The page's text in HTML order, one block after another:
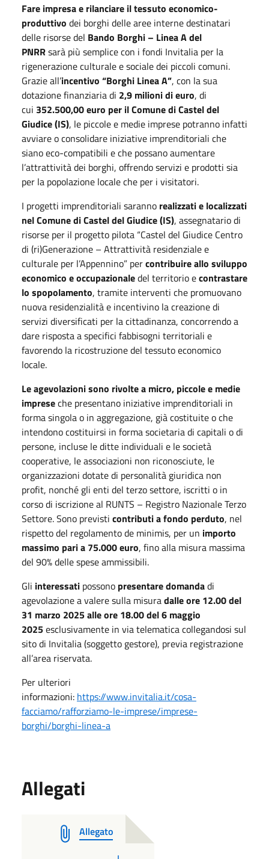
Fare impresa e rilanciare il tessuto economico-
produttivo dei borghi delle aree interne destinatari
delle risorse del Bando Borghi – Linea A del
PNRRsarà più semplice con i fondi Invitalia per la
rigenerazione culturale e sociale dei piccoli comuni.
Grazie all’incentivo “Borghi Linea A”, con la sua
dotazione finanziaria di 2,9 milioni di euro, di
cui 352.500,00 euro per il Comune di Castel del
Giudice (IS), le piccole e medie imprese potranno infatti
avviare o consolidare iniziative imprenditoriali che
siano eco-compatibili e che possano aumentare
l’attrattività dei borghi, offrendo servizi e prodotti sia
per la popolazione locale che per i visitatori.
I progetti imprenditoriali saranno realizzati e localizzati
nel Comune di Castel del Giudice (IS), assegnatario di
risorse per il progetto pilota “Castel del Giudice Centro
di (ri)Generazione – Attrattività residenziale e
culturale per l’Appennino” percontribuire allo sviluppo
economico e occupazionaledel territorio econtrastare
lo spopolamento, tramite interventi che promuovano
nuova residenzialità e incentivino la creazione di
servizi diversificati per la cittadinanza, concorrendo a
dare risposta a specifici fabbisogni territoriali e
favorendo la ricostruzione del tessuto economico
locale.
Le agevolazioni sono rivolte a micro, piccole e medie
impreseche presentano iniziative imprenditoriali in
forma singola o in aggregazione, già costituite o che
intendono costituirsi in forma societaria di capitali o di
persone, incluse le ditte individuali e le società
cooperative, le associazioni non riconosciute, le
organizzazioni dotate di personalità giuridica non
profit, nonché gli enti del terzo settore, iscritti o in
corso di iscrizione al RUNTS – Registro Nazionale Terzo
Settore. Sono previsti contributi a fondo perduto, nel
rispetto del regolamento de minimis, per un importo
massimo pari a 75.000 euro, fino alla misura massima
del 90% delle spese ammissibili.
Gli interessati possono presentare domandadi
agevolazione a valere sulla misuradalle ore 12.00 del
31 marzo 2025 alle ore 18.00 del 6 maggio
2025esclusivamente in via telematica collegandosi sul
sito di Invitalia (soggetto gestore), previa registrazione
all’area riservata.
Per ulteriori
informazioni: https://www.invitalia.it/cosa-
facciamo/rafforziamo-le-imprese/imprese-
borghi/borghi-linea-a
Allegati
Allegato